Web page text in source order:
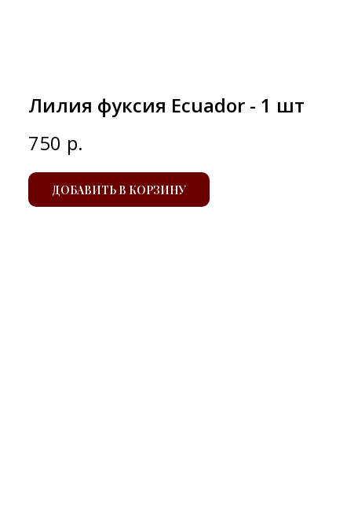
Лилия фуксия Ecuador - 1 шт
750 р.
ДОБАВИТЬ В КОРЗИНУ